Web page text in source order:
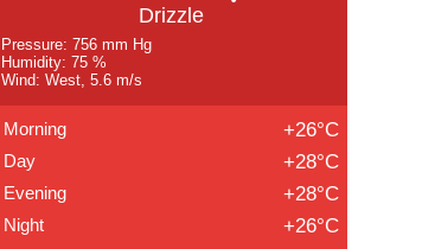
Drizzle
Pressure: 756 mm Hg
Humidity: 75 %
Wind: West, 5.6 m/s
Morning +26°C
Day +28°C
Evening +28°C
Night +26°C